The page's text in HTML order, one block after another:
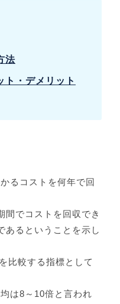
法
・デメリット
るコストを何年で回
間でコストを回収でき
あるということを示し
比較する指標として
は8～10倍と言われ